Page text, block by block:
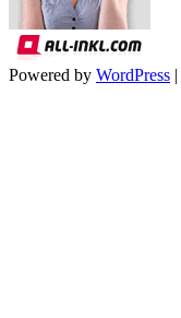
Powered by WordPress |